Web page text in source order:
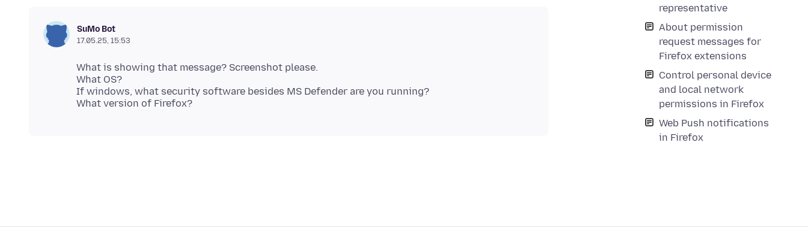
representative
About permission
request messages for
Firefox extensions
Control personal device
and local network
permissions in Firefox
Web Push notifications
in Firefox
SuMo Bot
17.05.25, 15:53
What is showing that message? Screenshot please.
What OS?
If windows, what security software besides MS Defender are you running?